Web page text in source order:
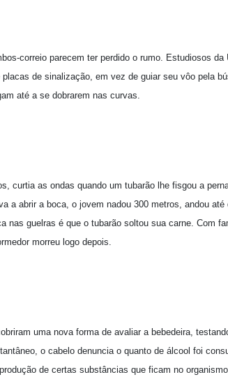
correio parecem ter perdido o rumo. Estudiosos da
de sinalização, em vez de guiar seu vôo pela
até a se dobrarem nas curvas.
curtia as ondas quando um tubarão lhe fisgou a
a abrir a boca, o jovem nadou 300 metros, andou
nas guelras é que o tubarão soltou sua carne. Com
morreu logo depois.
uma nova forma de avaliar a bebedeira,
o cabelo denuncia o quanto de álcool foi
de certas substâncias que ficam no